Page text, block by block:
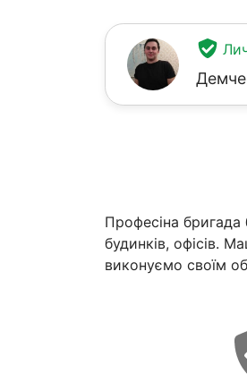
Професіна бригада
будинків, офісів.
виконуємо своїм